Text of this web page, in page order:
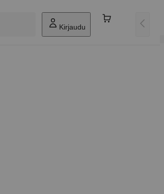
Kirjaudu